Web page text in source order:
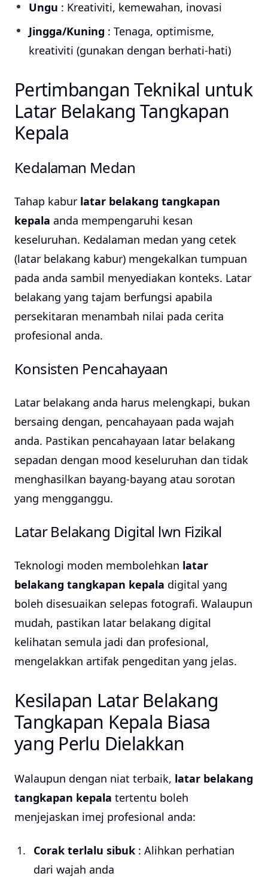
Ungu : Kreativiti, kemewahan, inovasi
Jingga/Kuning : Tenaga, optimisme,
kreativiti (gunakan dengan berhati-hati)
Pertimbangan Teknikal untuk
Latar Belakang Tangkapan
Kepala
Kedalaman Medan
Tahap kabur latar belakang tangkapan
kepala anda mempengaruhi kesan
keseluruhan. Kedalaman medan yang cetek
(latar belakang kabur) mengekalkan tumpuan
pada anda sambil menyediakan konteks. Latar
belakang yang tajam berfungsi apabila
persekitaran menambah nilai pada cerita
profesional anda.
Konsisten Pencahayaan
Latar belakang anda harus melengkapi, bukan
bersaing dengan, pencahayaan pada wajah
anda. Pastikan pencahayaan latar belakang
sepadan dengan mood keseluruhan dan tidak
menghasilkan bayang-bayang atau sorotan
yang mengganggu.
Latar Belakang Digital lwn Fizikal
Teknologi moden membolehkan latar
belakang tangkapan kepala digital yang
boleh disesuaikan selepas fotografi. Walaupun
mudah, pastikan latar belakang digital
kelihatan semula jadi dan profesional,
mengelakkan artifak pengeditan yang jelas.
Kesilapan Latar Belakang
Tangkapan Kepala Biasa
yang Perlu Dielakkan
Walaupun dengan niat terbaik, latar belakang
tangkapan kepala tertentu boleh
menjejaskan imej profesional anda:
Corak terlalu sibuk : Alihkan perhatian
dari wajah anda